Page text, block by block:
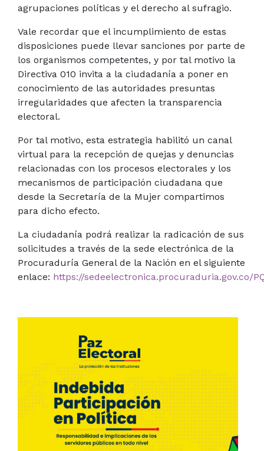
agrupaciones políticas y el derecho al sufragio.
Vale recordar que el incumplimiento de estas
disposiciones puede llevar sanciones por parte de
los organismos competentes, y por tal motivo la
Directiva 010 invita a la ciudadanía a poner en
conocimiento de las autoridades presuntas
irregularidades que afecten la transparencia
electoral.
Por tal motivo, esta estrategia habilitó un canal
virtual para la recepción de quejas y denuncias
relacionadas con los procesos electorales y los
mecanismos de participación ciudadana que
desde la Secretaría de la Mujer compartimos
para dicho efecto.
La ciudadanía podrá realizar la radicación de sus
solicitudes a través de la sede electrónica de la
Procuraduría General de la Nación en el siguiente
enlace: https://sedeelectronica.procuraduria.gov.co/